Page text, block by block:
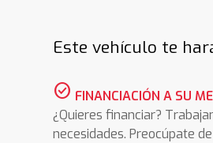
Este vehículo te
check_circle FINANCIACIÓN A SU
¿Quieres financiar?
necesidades. Preocúpate